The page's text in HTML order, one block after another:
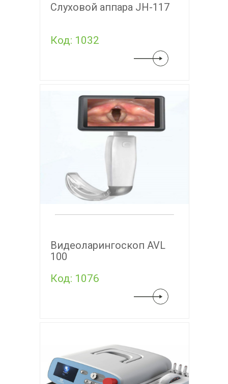
Слуховой аппара JH-117
Код: 1032
Видеоларингоскоп AVL
100
Код: 1076